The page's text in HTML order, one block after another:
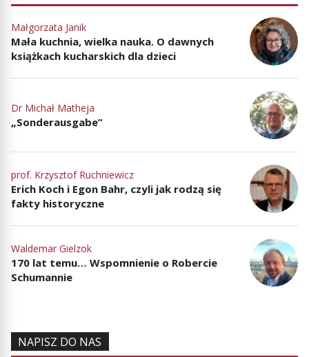
Małgorzata Janik
Mała kuchnia, wielka nauka. O dawnych
książkach kucharskich dla dzieci
Dr Michał Matheja
„Sonderausgabe”
prof. Krzysztof Ruchniewicz
Erich Koch i Egon Bahr, czyli jak rodzą się
fakty historyczne
Waldemar Gielzok
170 lat temu… Wspomnienie o Robercie
Schumannie
NAPISZ DO NAS